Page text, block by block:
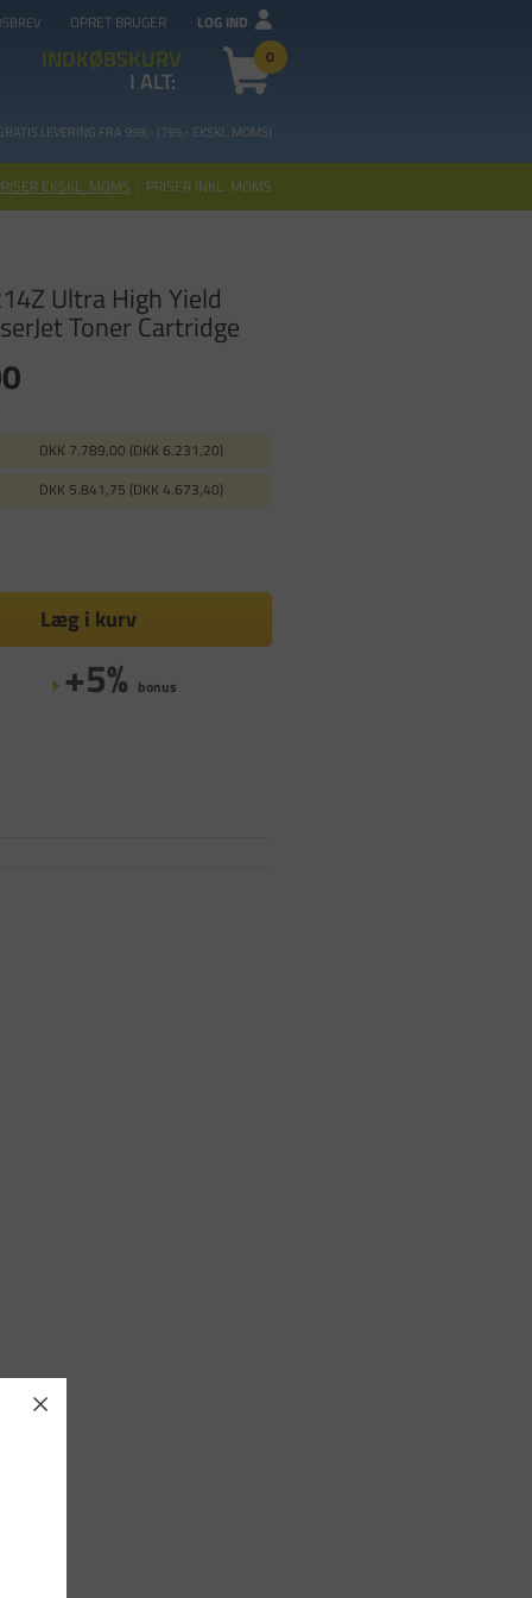
OPRET BRUGER LOG IND
INDKØBSKURV 0
I ALT:
LEVERING FRA 999,- (799,- EKSKL. MOMS)
EKSKL. MOMS | PRISER INKL. MOMS
Ultra High Yield
Toner Cartridge
DKK 7.789,00 (DKK 6.231,20)
DKK 5.841,75 (DKK 4.673,40)
Læg i kurv
+5% bonus